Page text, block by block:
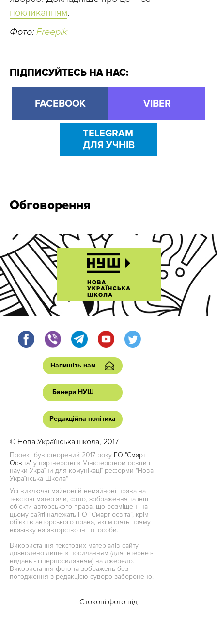
покликанням.
Фото: Freepik
ПІДПИСУЙТЕСЬ НА НАС:
FACEBOOK VIBER
TELEGRAM
ДЛЯ УЧНІВ
Обговорення
Напишіть нам
Банери НУШ
Редакційна політика
© Нова Українська школа, 2017
Проект був створений 2017 року ГО "Смарт
Освіта" у партнерстві з Міністерством освіти і
науки України для комунікації реформи "Нова
Українська Школа"
Усі виключні майнові й немайнові права на
текстові матеріали, фото, зображення та інші
об’єкти авторського права, що розміщені на
цьому сайті належать ГО “Смарт освіта”, крім
об’єктів авторського права, які містять пряму
вказівку на авторство іншої особи.
Використання текстових матеріалів сайту
дозволено лише з посиланням (для інтернет-
видань - гіперпосиланням) на джерело.
Використання фото та зображень без
погодження з редакцією суворо заборонено.
Стокові фото від